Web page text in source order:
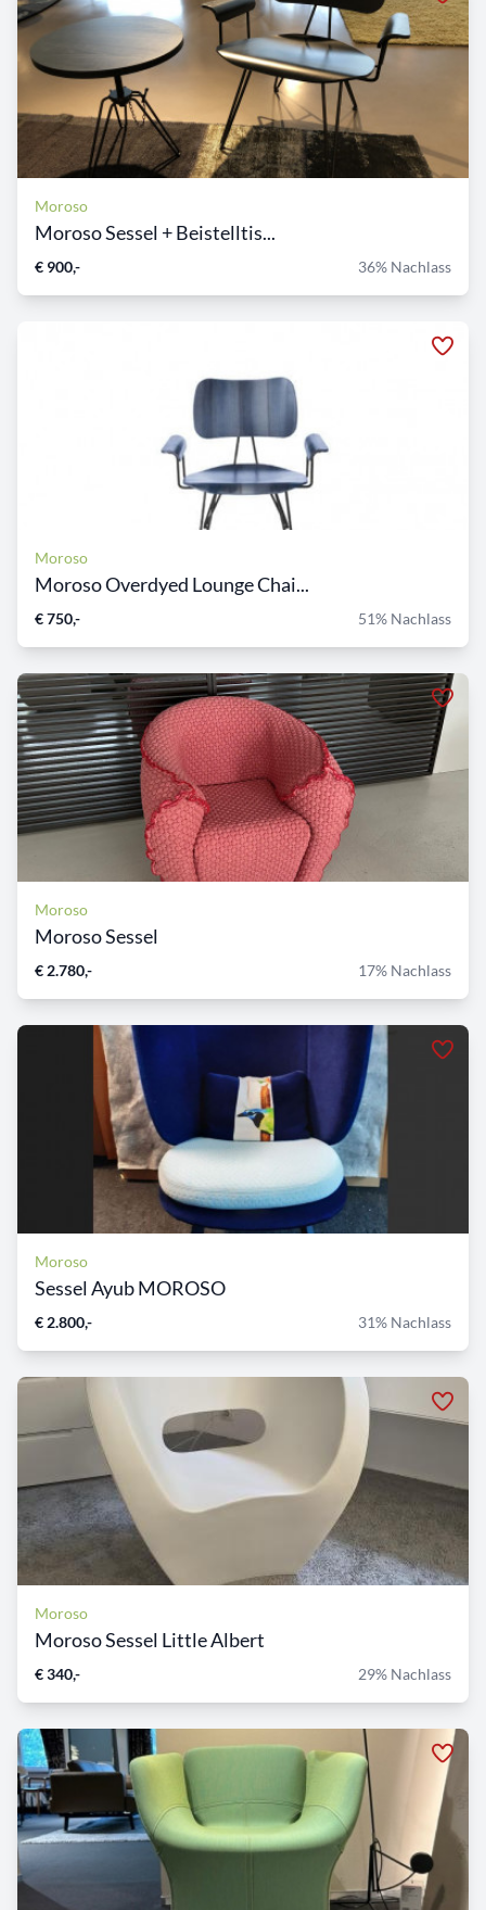
Moroso
Moroso Sessel + Beistelltis...
€ 900,- 36% Nachlass
Moroso
Moroso Overdyed Lounge Chai...
€ 750,- 51% Nachlass
Moroso
Moroso Sessel
€ 2.780,- 17% Nachlass
Moroso
Sessel Ayub MOROSO
€ 2.800,- 31% Nachlass
Moroso
Moroso Sessel Little Albert
€ 340,- 29% Nachlass